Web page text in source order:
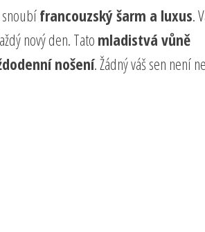
francouzský šarm a luxus.
nový den. Tato mladistvá vůně
nošení. Žádný váš sen není